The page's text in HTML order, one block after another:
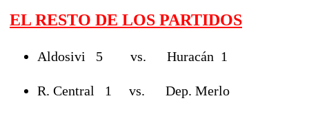
EL RESTO DE LOS PARTIDOS
Aldosivi 5 vs. Huracán 1
R. Central 1 vs. Dep. Merlo